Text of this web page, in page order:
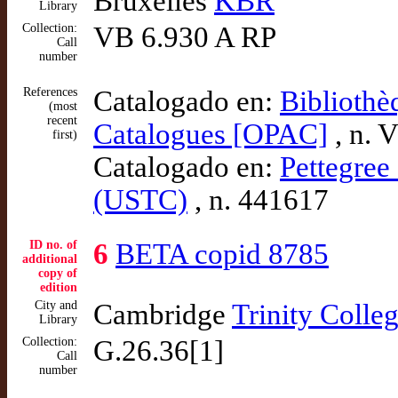
Library
Collection:
Call
number
VB 6.930 A RP
References
(most
recent
first)
Catalogado en:
Catalogues [OPAC] , n.
Catalogado en:
(USTC) , n. 441617
ID no. of
additional
copy of
edition
6 BETA copid 8785
City and
Library
Cambridge Trinity
Collection:
Call
number
G.26.36[1]